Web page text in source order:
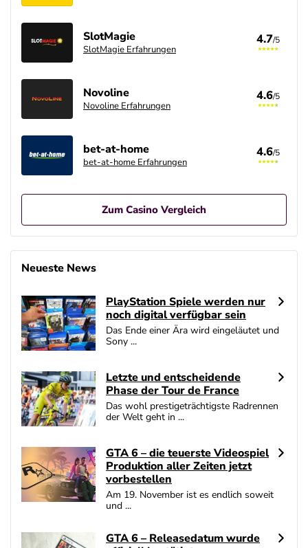
SlotMagie
SlotMagie Erfahrungen
4.7/5
Novoline
Novoline Erfahrungen
4.6/5
bet-at-home
bet-at-home Erfahrungen
4.6/5
Zum Casino Vergleich
Betano Casino Bonus
Interwetten Bonus
100% bis zu 100€
AGB gelten
50 Freispiele ohne Einzahlung
AGB gelten
/5
Novoline Bonus
AGB gelten
bet-at-home Bonus
100% bis zu 100€
AGB gelten
Zum Casino Bonus Vergleich
Neueste News
PlayStation Spiele werden nur
noch digital verfügbar sein
Das Ende einer Ära wird eingeläutet und
Sony ...
Letzte und entscheidende
Phase der Tour de France
Das wohl prestigeträchtigste Radrennen
der Welt geht in ...
GTA 6 – die teuerste Videospiel
Produktion aller Zeiten jetzt
vorbestellen
Am 19. November ist es endlich soweit
und ...
GTA 6 – Releasedatum wurde